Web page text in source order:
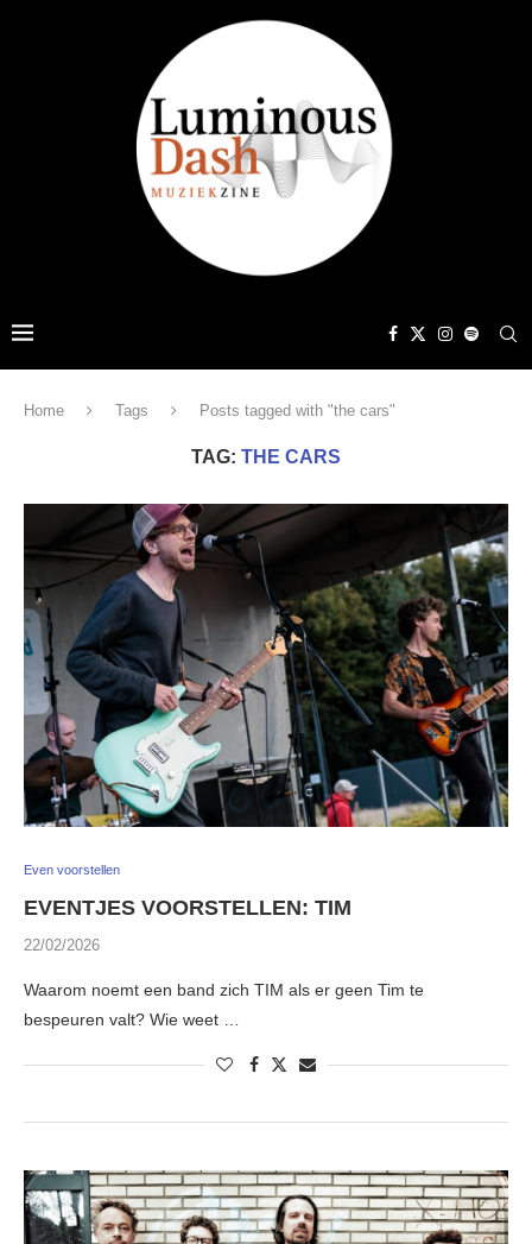
Home Tags Posts tagged with "the cars"
TAG: THE CARS
Even voorstellen
EVENTJES VOORSTELLEN: TIM
22/02/2026
Waarom noemt een band zich TIM als er geen Tim te
bespeuren valt? Wie weet …